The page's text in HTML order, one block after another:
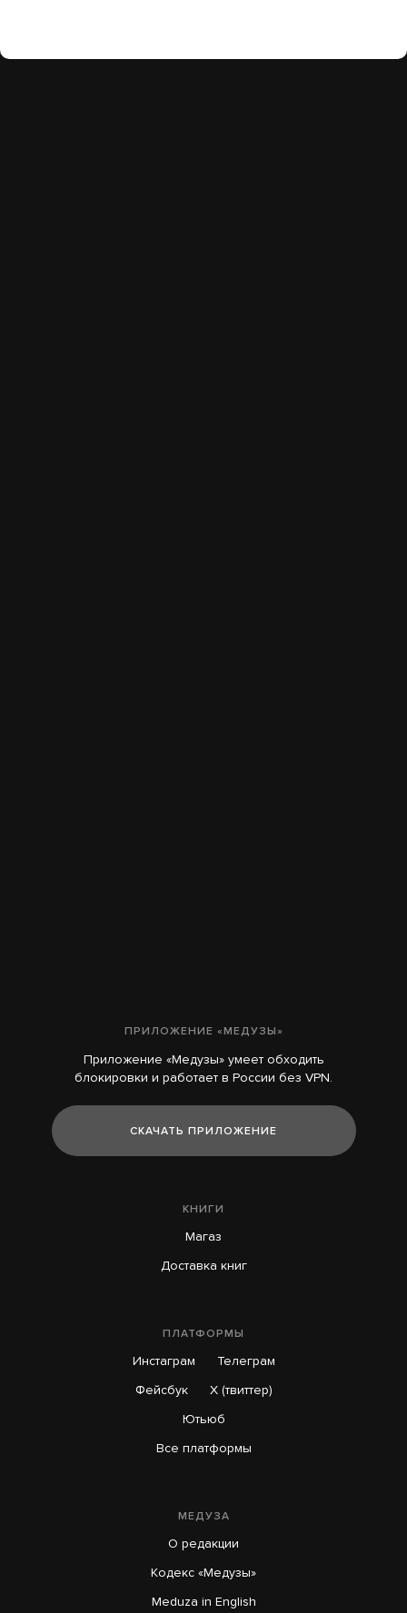
ПРИЛОЖЕНИЕ «МЕДУЗЫ»
Приложение «Медузы» умеет обходить
блокировки и работает в России без VPN.
СКАЧАТЬ ПРИЛОЖЕНИЕ
КНИГИ
Магаз
Доставка книг
ПЛАТФОРМЫ
Инстаграм
Телеграм
Фейсбук
X (твиттер)
Ютьюб
Все платформы
МЕДУЗА
О редакции
Кодекс «Медузы»
Meduza in English